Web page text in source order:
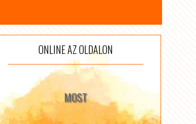
ONLINE AZ OLDALON
MOST